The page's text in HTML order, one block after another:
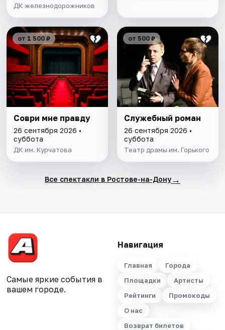
ДК железнодорожников
от 1 500 ₽
Соври мне правду
26 сентября 2026 •
суббота
ДК им. Курчатова
от 500 ₽
Служебный роман
26 сентября 2026 •
суббота
Театр драмы им. Горького
Все спектакли в Ростове-на-Дону→
Самые яркие события в
вашем городе.
Навигация
Главная
Города
Площадки
Артисты
Рейтинги
Промокоды
О нас
Возврат билетов